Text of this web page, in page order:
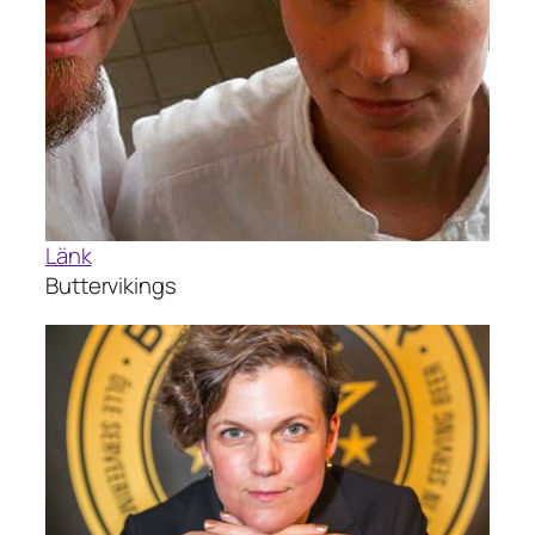
Länk
Buttervikings